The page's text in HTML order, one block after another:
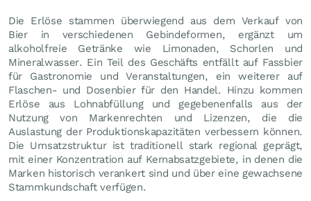
Die Erlöse stammen überwiegend aus dem Verkauf von
Bier in verschiedenen Gebindeformen, ergänzt um
alkoholfreie Getränke wie Limonaden, Schorlen und
Mineralwasser. Ein Teil des Geschäfts entfällt auf Fassbier
für Gastronomie und Veranstaltungen, ein weiterer auf
Flaschen- und Dosenbier für den Handel. Hinzu kommen
Erlöse aus Lohnabfüllung und gegebenenfalls aus der
Nutzung von Markenrechten und Lizenzen, die die
Auslastung der Produktionskapazitäten verbessern können.
Die Umsatzstruktur ist traditionell stark regional geprägt,
mit einer Konzentration auf Kernabsatzgebiete, in denen die
Marken historisch verankert sind und über eine gewachsene
Stammkundschaft verfügen.